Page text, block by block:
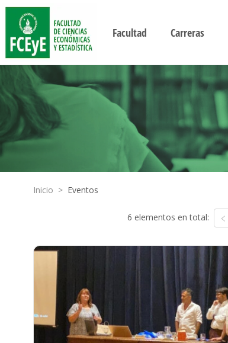
Facultad Carreras
Inicio > Eventos
6 elementos en total: